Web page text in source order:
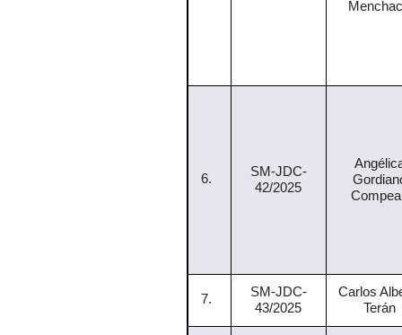
6.
SM-JDC-
42/2025
7.
SM-JDC-
43/2025
Carlos
Terán